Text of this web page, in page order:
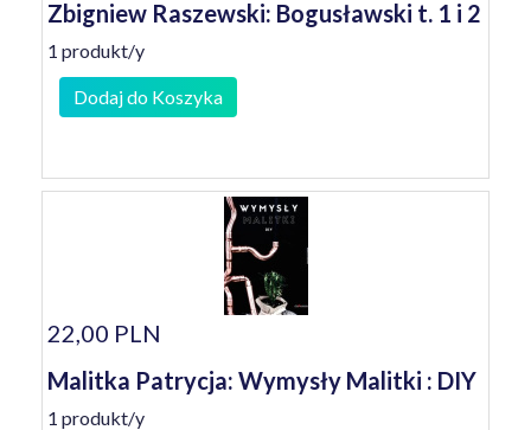
Zbigniew Raszewski: Bogusławski t. 1 i 2
1 produkt/y
Dodaj do Koszyka
22,00 PLN
Malitka Patrycja: Wymysły Malitki : DIY
1 produkt/y